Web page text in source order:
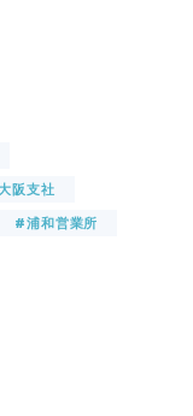
阪支社
#浦和営業所